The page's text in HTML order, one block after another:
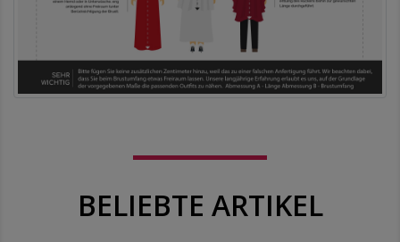
BELIEBTE ARTIKEL